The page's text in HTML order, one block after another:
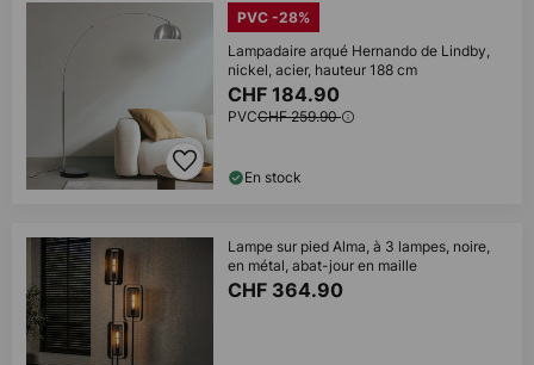
PVC -28%
Lampadaire arqué Hernando de Lindby,
nickel, acier, hauteur 188 cm
CHF 184.90
PVCCHF 259.90
En stock
Lampe sur pied Alma, à 3 lampes, noire,
en métal, abat-jour en maille
CHF 364.90